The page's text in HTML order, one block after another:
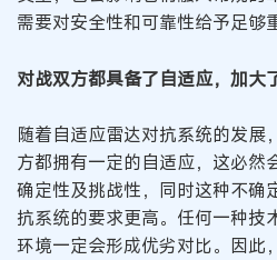
需要对安全性和可靠性给予足够
对战双方都具备了自适应，加大
随着自适应雷达对抗系统的发展
方都拥有一定的自适应，这必然
确定性及挑战性，同时这种不确
抗系统的要求更高。任何一种技
环境一定会形成优劣对比。因此